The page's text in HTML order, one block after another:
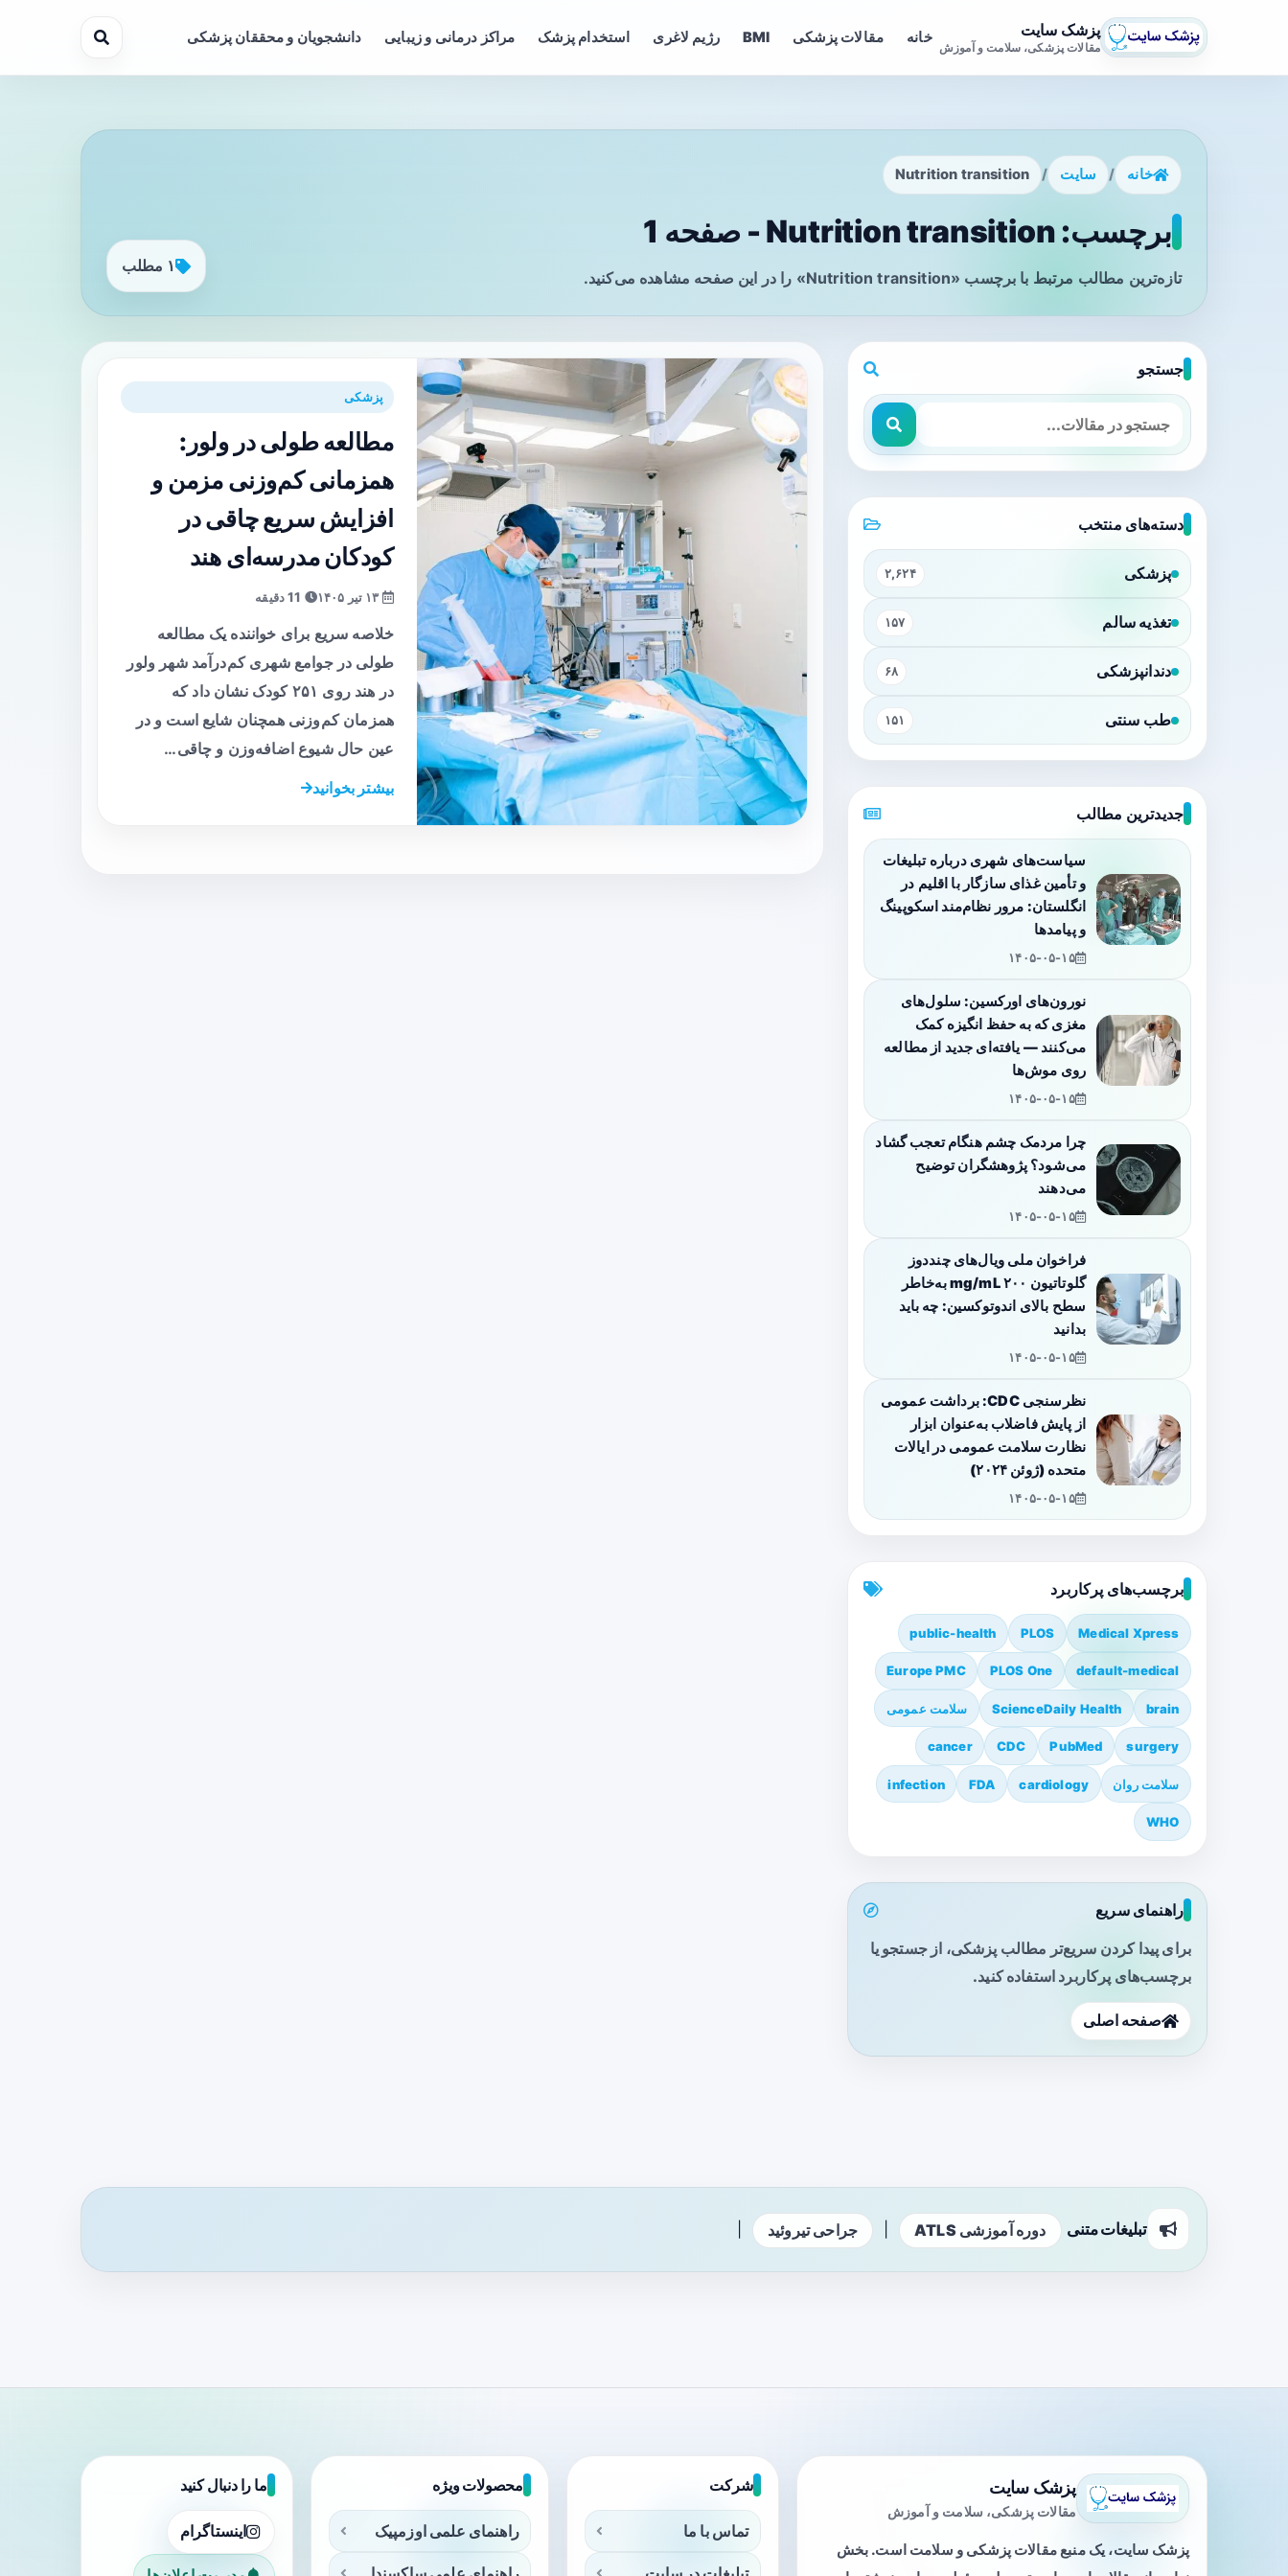
پزشک سایت
مقالات پزشکی، سلامت و آموزش
خانه مقالات پزشکی BMI رژیم لاغری استخدام پزشک مراکز درمانی و زیبایی دانشجویان و محققان پزشکی
خانه / سایت /
Nutrition transition
برچسب: Nutrition transition - صفحه 1
تازه‌ترین مطالب مرتبط با برچسب «Nutrition transition» را در این صفحه مشاهده می‌کنید.
۱ مطلب
پزشکی
مطالعه طولی در ولور:
همزمانی کم‌وزنی مزمن و
افزایش سریع چاقی در
کودکان مدرسه‌ای هند
خلاصه سریع برای خواننده یک مطالعه
طولی در جوامع شهری کم‌درآمد شهر ولور
در هند روی ۲۵۱ کودک نشان داد که
همزمان کم‌وزنی همچنان شایع است و در
عین حال شیوع اضافه‌وزن و چاقی…
بیشتر بخوانید
جستجو
دسته‌های منتخب
پزشکی ۲,۶۲۴
تغذیه سالم ۱۵۷
دندانپزشکی ۶۸
طب سنتی ۱۵۱
جدیدترین مطالب
سیاست‌های شهری درباره تبلیغات
و تأمین غذای سازگار با اقلیم در
انگلستان: مرور نظام‌مند اسکوپینگ
و پیامدها
۱۴۰۵-۰۵-۱۵
نورون‌های اورکسین: سلول‌های
مغزی که به حفظ انگیزه کمک
می‌کنند — یافته‌ای جدید از مطالعه
روی موش‌ها
۱۴۰۵-۰۵-۱۵
چرا مردمک چشم هنگام تعجب گشاد
می‌شود؟ پژوهشگران توضیح
می‌دهند
۱۴۰۵-۰۵-۱۵
فراخوان ملی ویال‌های چنددوز
گلوتاتیون ۲۰۰ mg/mL به‌خاطر
سطح بالای اندوتوکسین: چه باید
بدانید
۱۴۰۵-۰۵-۱۵
نظرسنجی CDC: برداشت عمومی
از پایش فاضلاب به‌عنوان ابزار
نظارت سلامت عمومی در ایالات
متحده (ژوئن ۲۰۲۴)
۱۴۰۵-۰۵-۱۵
برچسب‌های پرکاربرد
Medical Xpress
PLOS
public-health
default-medical
PLOS One
Europe PMC
brain
ScienceDaily Health سلامت عمومی
surgery
PubMed
CDC
cancer
سلامت روان cardiology
FDA
infection
WHO
راهنمای سریع
برای پیدا کردن سریع‌تر مطالب پزشکی، از جستجو یا
برچسب‌های پرکاربرد استفاده کنید.
صفحه اصلی
تبلیغات متنی دوره آموزشی ATLS جراحی تیروئید
پزشک سایت
مقالات پزشکی، سلامت و آموزش
پزشک سایت، یک منبع مقالات پزشکی و سلامت است. بخش
شرکت
تماس با ما
محصولات ویژه
راهنمای علمی اوزمپیک
ما را دنبال کنید
اینستاگرام